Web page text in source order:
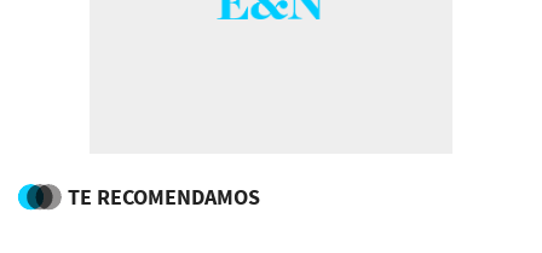
TE RECOMENDAMOS